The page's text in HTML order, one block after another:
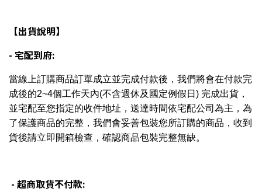
【出貨說明】
- 宅配到府:
當線上訂購商品訂單成立並完成付款後，我們將會在付款完
成後的2~4個工作天內(不含週休及國定例假日) 完成出貨，
並宅配至您指定的收件地址，送達時間依宅配公司為主，為
了保護商品的完整，我們會妥善包裝您所訂購的商品，收到
貨後請立即開箱檢查，確認商品包裝完整無缺。
- 超商取貨不付款: